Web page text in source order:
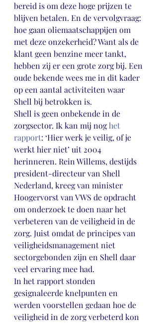
bereid is om deze hoge prijzen te
blijven betalen. En de vervolgvraag:
hoe gaan oliemaatschappijen om
met deze onzekerheid? Want als de
klant geen benzine meer tankt,
hebben zij er een grote zorg bij. Een
oude bekende wees me in dit kader
op een aantal activiteiten waar
Shell bij betrokken is.
Shell is geen onbekende in de
zorgsector. Ik kan mij nog het
rapport: ‘Hier werk je veilig, of je
werkt hier niet’ uit 2004
herinneren. Rein Willems, destijds
president-directeur van Shell
Nederland, kreeg van minister
Hoogervorst van VWS de opdracht
om onderzoek te doen naar het
verbeteren van de veiligheid in de
zorg. Juist omdat de principes van
veiligheidsmanagement niet
sectorgebonden zijn en Shell daar
veel ervaring mee had.
In het rapport stonden
gesignaleerde knelpunten en
werden voorstellen gedaan hoe de
veiligheid in de zorg verbeterd kon